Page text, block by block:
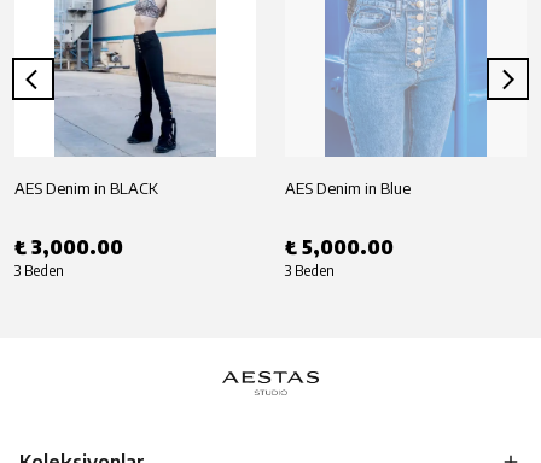
AES Denim in BLACK
₺ 3,000.00
3 Beden
AES Denim in Blue
₺ 5,000.00
3 Beden